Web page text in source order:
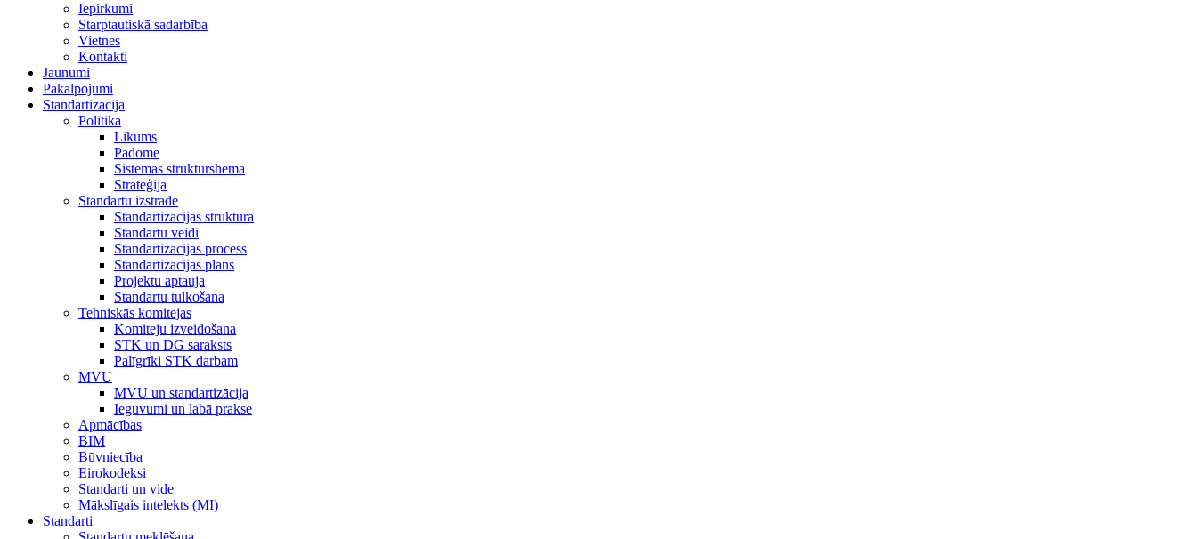
Iepirkumi
Starptautiskā sadarbība
Vietnes
Kontakti
Jaunumi
Pakalpojumi
Standartizācija
Politika
Likums
Padome
Sistēmas struktūrshēma
Stratēģija
Standartu izstrāde
Standartizācijas struktūra
Standartu veidi
Standartizācijas process
Standartizācijas plāns
Projektu aptauja
Standartu tulkošana
Tehniskās komitejas
Komiteju izveidošana
STK un DG saraksts
Palīgrīki STK darbam
MVU
MVU un standartizācija
Ieguvumi un labā prakse
Apmācības
BIM
Būvniecība
Eirokodeksi
Standarti un vide
Mākslīgais intelekts (MI)
Standarti